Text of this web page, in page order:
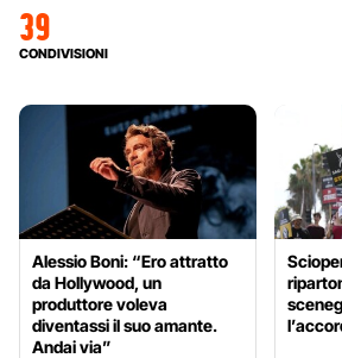
39
CONDIVISIONI
Alessio Boni: “Ero attratto
da Hollywood, un
produttore voleva
diventassi il suo amante.
Andai via”